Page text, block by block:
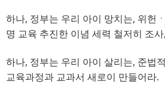
하나, 정부는 우리 아이 망치는, 위헌
명 교육 추진한 이념 세력 철저히 조사,
하나, 정부는 우리 아이 살리는, 준법
교육과정과 교과서 새로이 만들어라.